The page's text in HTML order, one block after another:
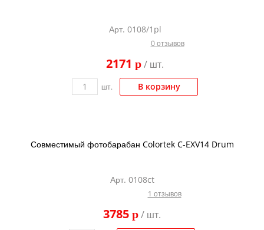
Арт. 0108/1pl
0 отзывов
2171 p/ шт.
шт. В корзину
Совместимый фотобарабан Colortek C-EXV14 Drum
Арт. 0108ct
1 отзывов
3785 p/ шт.